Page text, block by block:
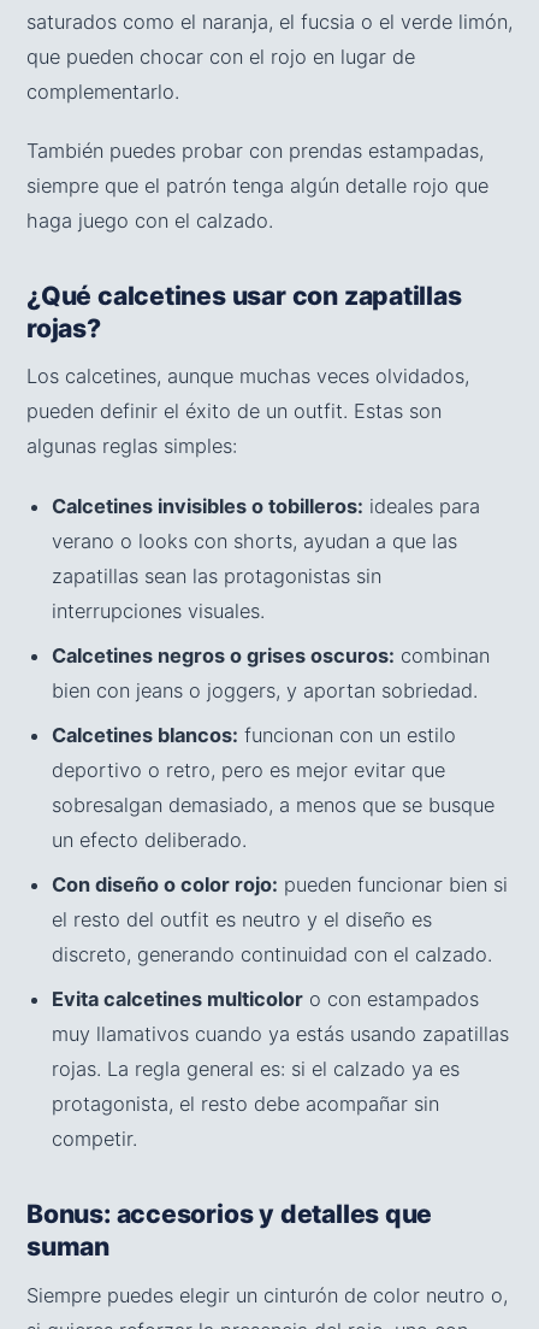
saturados como el naranja, el fucsia o el verde limón,
que pueden chocar con el rojo en lugar de
complementarlo.
También puedes probar con prendas estampadas,
siempre que el patrón tenga algún detalle rojo que
haga juego con el calzado.
¿Qué calcetines usar con zapatillas
rojas?
Los calcetines, aunque muchas veces olvidados,
pueden definir el éxito de un outfit. Estas son
algunas reglas simples:
Calcetines invisibles o tobilleros: ideales para
verano o looks con shorts, ayudan a que las
zapatillas sean las protagonistas sin
interrupciones visuales.
Calcetines negros o grises oscuros: combinan
bien con jeans o joggers, y aportan sobriedad.
Calcetines blancos: funcionan con un estilo
deportivo o retro, pero es mejor evitar que
sobresalgan demasiado, a menos que se busque
un efecto deliberado.
Con diseño o color rojo: pueden funcionar bien si
el resto del outfit es neutro y el diseño es
discreto, generando continuidad con el calzado.
Evita calcetines multicolor o con estampados
muy llamativos cuando ya estás usando zapatillas
rojas. La regla general es: si el calzado ya es
protagonista, el resto debe acompañar sin
competir.
Bonus: accesorios y detalles que
suman
Siempre puedes elegir un cinturón de color neutro o,